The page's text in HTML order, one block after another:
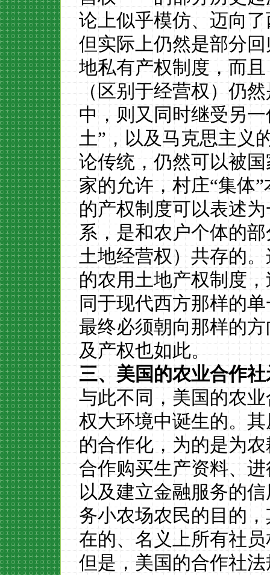
论上似乎模仿、迈向
但实际上仍然是部分
地私有产权制度，而
（区别于经营权）仍然
中，则又同时继受另一
土”，以及马克思主义
论传统，仍然可以被
家的允许，村庄“集体”
的产权制度可以表述
系，是和农户个体的
土地经营权）共存的
的农用土地产权制度
同于现代西方那样的单
最终必须朝向那样的方
及产权也如此。
三、美国的农业合作
与此不同，美国的农业
权大环境中诞生的。
的合作化，为的是为
合作购买生产资料、
以及建立金融服务的
务小农场农民的目的，
在的、名义上所有社
但是，美国的合作社法